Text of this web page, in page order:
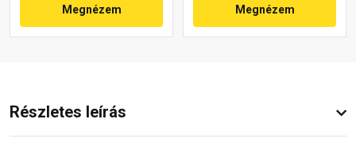
Megnézem Megnézem
Részletes leírás